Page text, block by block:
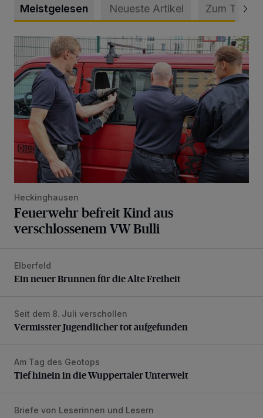
Meistgelesen Neueste Artikel Zum Thema
Feuerwehr befreit Kind aus verschlossenem VW Bulli
Heckinghausen
Feuerwehr befreit Kind aus
verschlossenem VW Bulli
Ein neuer Brunnen für die Alte Freiheit
Elberfeld
Ein neuer Brunnen für die Alte Freiheit
Vermisster Jugendlicher tot aufgefunden
Seit dem 8. Juli verschollen
Vermisster Jugendlicher tot aufgefunden
Tief hinein in die Wuppertaler Unterwelt
Am Tag des Geotops
Tief hinein in die Wuppertaler Unterwelt
„Stoßdämpfertest mit Unterbodenbehandlung“
Briefe von Leserinnen und Lesern